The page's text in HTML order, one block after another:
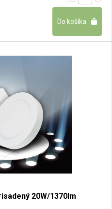
20W/1370lm